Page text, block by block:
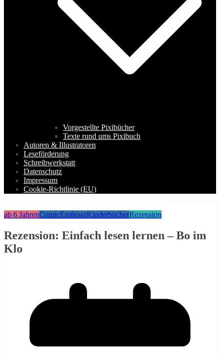
Vorgestellte Pixibücher
Texte rund ums Pixibuch
Autoren & Illustratoren
Leseförderung
Schreibwerkstatt
Datenschutz
Impressum
Cookie-Richtlinie (EU)
ab 6 JahrenComicErstleserKinderbücherRezension
Rezension: Einfach lesen lernen – Bo im
Klo